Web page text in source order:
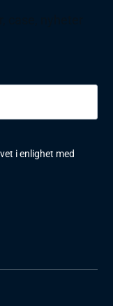
i enlighet med